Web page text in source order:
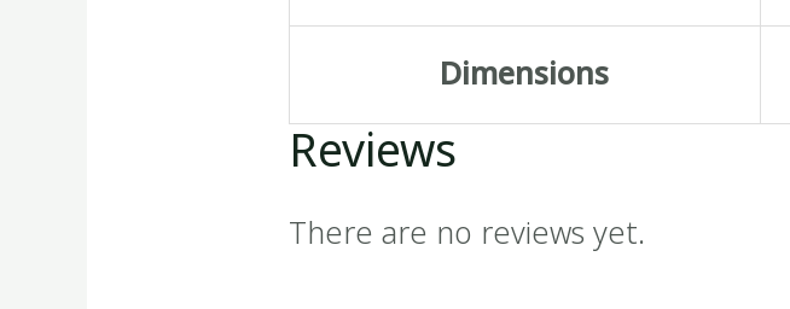
Dimensions
Reviews
There are no reviews yet.